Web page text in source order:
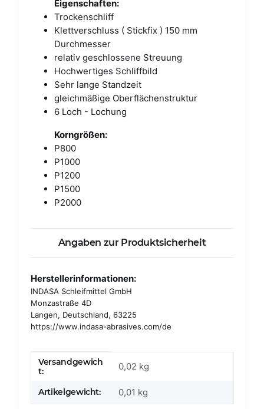
Eigenschaften:
Trockenschliff
Klettverschluss ( Stickfix ) 150 mm
Durchmesser
relativ geschlossene Streuung
Hochwertiges Schliffbild
Sehr lange Standzeit
gleichmäßige Oberflächenstruktur
6 Loch - Lochung
Korngrößen:
P800
P1000
P1200
P1500
P2000
Angaben zur Produktsicherheit
Herstellerinformationen:
INDASA Schleifmittel GmbH
Monzastraße 4D
Langen, Deutschland, 63225
https://www.indasa-abrasives.com/de
Produkteigenschaft
Wert
Versandgewich
t:
0,02 kg
Artikelgewicht: 0,01 kg